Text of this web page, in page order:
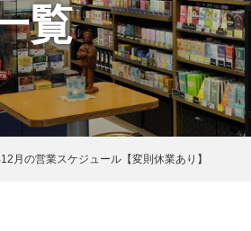
覧
月の営業スケジュール【変則休業あり】